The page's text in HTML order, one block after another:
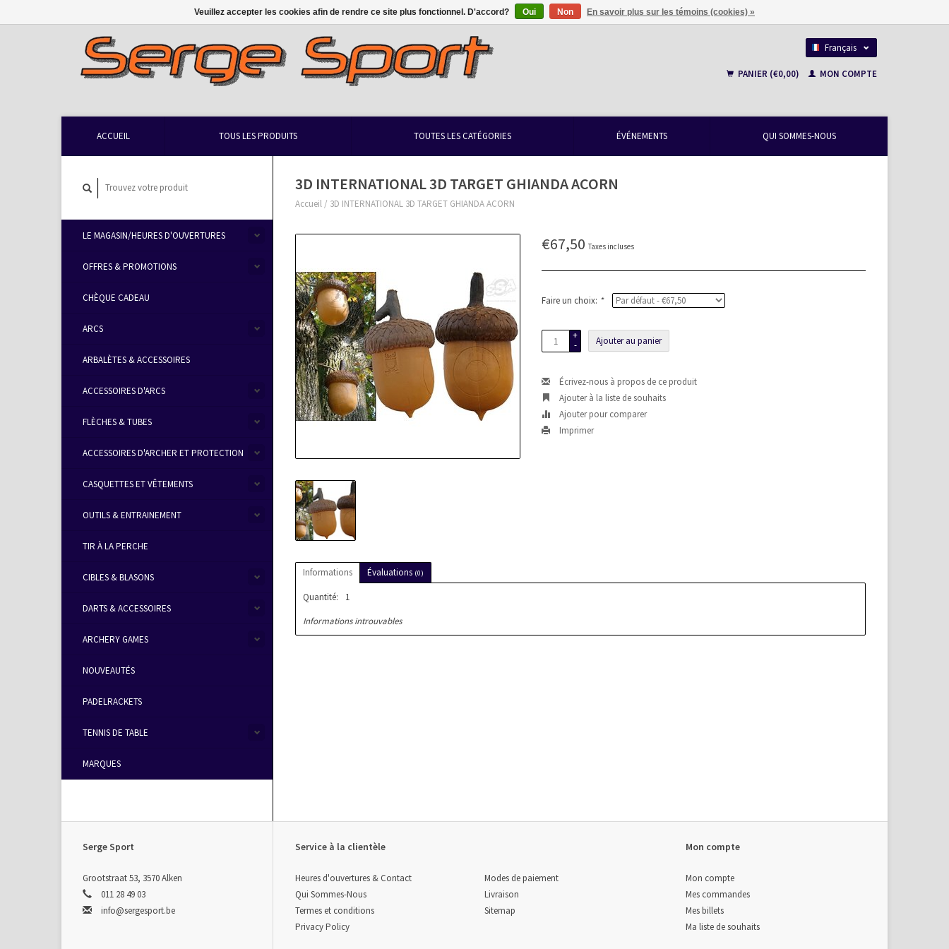
Français
PANIER (€0,00)
MON COMPTE
ACCUEIL TOUS LES PRODUITS TOUTES LES CATÉGORIES ÉVÉNEMENTS QUI SOMMES-NOUS
LE MAGASIN/HEURES D'OUVERTURES
OFFRES & PROMOTIONS
CHÈQUE CADEAU
ARCS
ARBALÈTES & ACCESSOIRES
ACCESSOIRES D'ARCS
FLÈCHES & TUBES
ACCESSOIRES D'ARCHER ET PROTECTION
CASQUETTES ET VÊTEMENTS
OUTILS & ENTRAINEMENT
TIR À LA PERCHE
CIBLES & BLASONS
DARTS & ACCESSOIRES
ARCHERY GAMES
NOUVEAUTÉS
PADELRACKETS
TENNIS DE TABLE
MARQUES
3D INTERNATIONAL 3D TARGET GHIANDA ACORN
Accueil / 3D INTERNATIONAL 3D TARGET GHIANDA ACORN
€67,50Taxes incluses
Faire un choix: *
+
-
Ajouter au panier
Écrivez-nous à propos de ce produit
Ajouter à la liste de souhaits
Ajouter pour comparer
Imprimer
Informations Évaluations (0)
Quantité:
1
Informations introuvables
Serge Sport
Grootstraat 53, 3570 Alken
011 28 49 03
info@sergesport.be
Service à la clientèle
Heures d'ouvertures & Contact
Qui Sommes-Nous
Termes et conditions
Privacy Policy
Modes de paiement
Livraison
Sitemap
Mon compte
Mon compte
Mes commandes
Mes billets
Ma liste de souhaits
Veuillez accepter les cookies afin de rendre ce site plus fonctionnel. D'accord? Oui Non En savoir plus sur les témoins (cookies) »